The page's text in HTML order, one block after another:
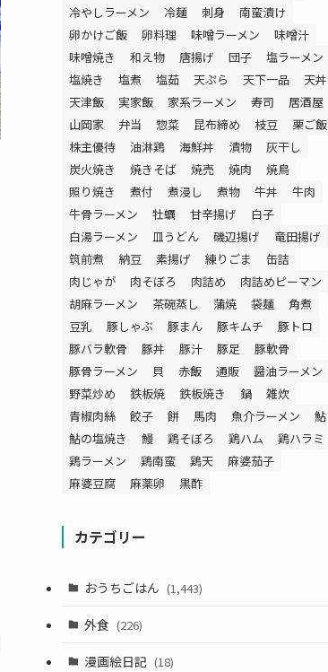
冷やしラーメン
冷麺 刺身
南蛮漬け
卵かけご飯
卵料理 味噌ラーメン
味噌汁
味噌焼き
和え物 唐揚げ 団子
塩ラーメン
塩焼き
塩煮 塩茹 天ぷら 天下一品
天丼
天津飯
実家飯 家系ラーメン 寿司
居酒屋
山岡家
弁当 惣菜 昆布締め 枝豆
栗ご飯
株主優待
油淋鶏 海鮮丼 漬物
灰干し
炭火焼き
焼きそば 焼売 焼肉
焼鳥
照り焼き
煮付 煮浸し 煮物 牛丼
牛肉
牛骨ラーメン
牡蠣 甘辛揚げ
白子
白湯ラーメン
皿うどん 磯辺揚げ
竜田揚げ
筑前煮
納豆 素揚げ 練りごま
缶詰
肉じゃが
肉そぼろ 肉詰め
肉詰めピーマン
胡麻ラーメン
茶碗蒸し 蒲焼 袋麺
角煮
豆乳
豚しゃぶ 豚まん 豚キムチ
豚トロ
豚バラ軟骨
豚丼 豚汁 豚足
豚軟骨
豚骨ラーメン
貝 赤飯 通販
醤油ラーメン
野菜炒め
鉄板焼 鉄板焼き 鍋
雑炊
青椒肉絲
餃子 餅 馬肉 魚介ラーメン
鮎
鮎の塩焼き
鰻 鶏そぼろ 鶏ハム
鶏ハラミ
鶏ラーメン
鶏南蛮 鶏天
麻婆茄子
麻婆豆腐
麻薬卵 黒酢
カテゴリー
おうちごはん (1,443)
外食 (226)
漫画絵日記 (18)